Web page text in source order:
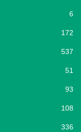
6
172
537
51
93
108
336